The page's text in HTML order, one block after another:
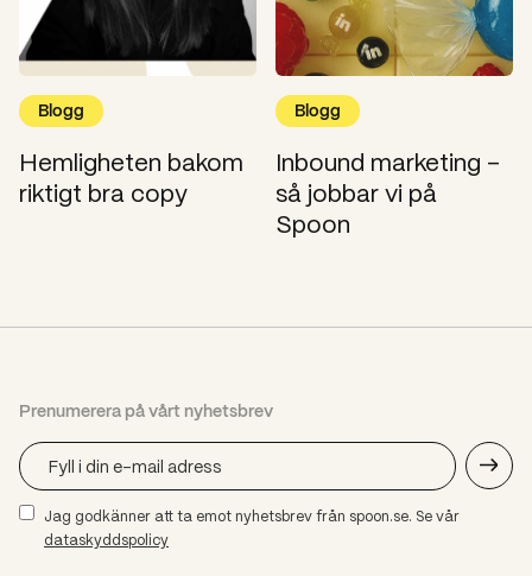
Blogg
Hemligheten bakom
riktigt bra copy
Blogg
Inbound marketing –
så jobbar vi på
Spoon
Prenumerera på vårt nyhetsbrev
Jag godkänner att ta emot nyhetsbrev från spoon.se. Se vår
dataskyddspolicy